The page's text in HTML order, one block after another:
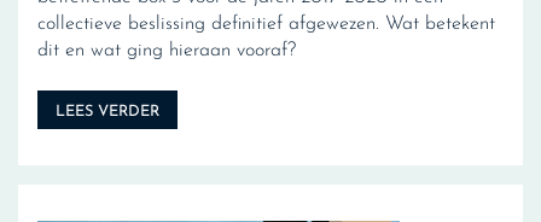
collectieve beslissing definitief afgewezen. Wat betekent
dit en wat ging hieraan vooraf?
LEES VERDER